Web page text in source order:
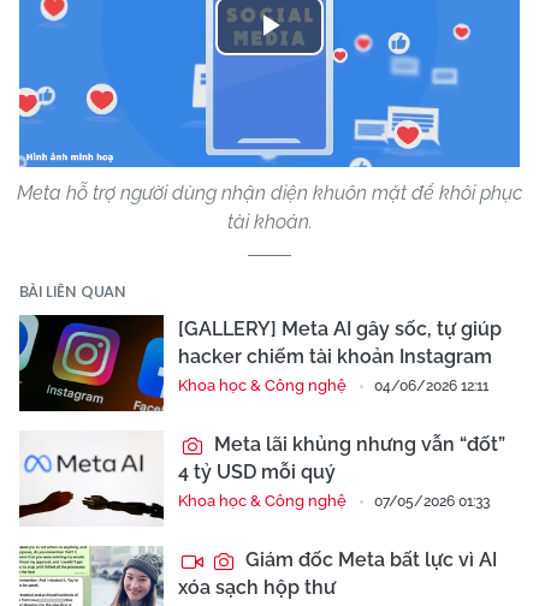
Play
Meta hỗ trợ người dùng nhận diện khuôn mặt để khôi phục
tài khoản.
BÀI LIÊN QUAN
[GALLERY] Meta AI gây sốc, tự giúp
hacker chiếm tài khoản Instagram
Khoa học & Công nghệ 04/06/2026 12:11
Meta lãi khủng nhưng vẫn “đốt”
4 tỷ USD mỗi quý
Khoa học & Công nghệ 07/05/2026 01:33
Giám đốc Meta bất lực vì AI
xóa sạch hộp thư